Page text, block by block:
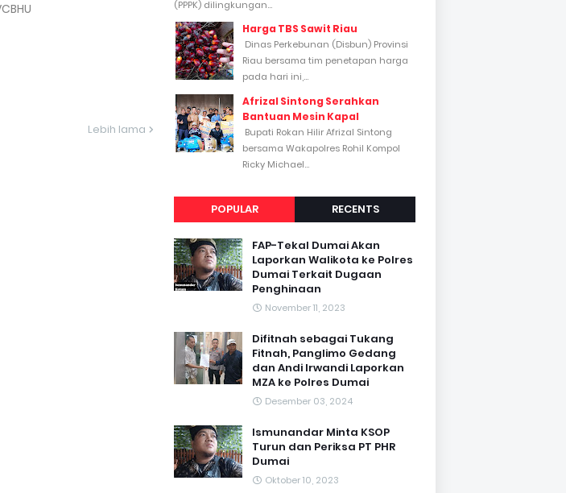
Lebih lama
(PPPK) dilingkungan...
Harga TBS Sawit Riau
Dinas Perkebunan (Disbun) Provinsi
Riau bersama tim penetapan harga
pada hari ini,...
Afrizal Sintong Serahkan
Bantuan Mesin Kapal
Bupati Rokan Hilir Afrizal Sintong
bersama Wakapolres Rohil Kompol
Ricky Michael...
POPULAR RECENTS
FAP-Tekal Dumai Akan
Laporkan Walikota ke Polres
Dumai Terkait Dugaan
Penghinaan
November 11, 2023
Difitnah sebagai Tukang
Fitnah, Panglimo Gedang
dan Andi Irwandi Laporkan
MZA ke Polres Dumai
Desember 03, 2024
Ismunandar Minta KSOP
Turun dan Periksa PT PHR
Dumai
Oktober 10, 2023